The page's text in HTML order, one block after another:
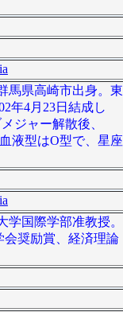
馬県高崎市出身。東
年4月23日結成し
ジャー解散後、
液型はO型で、星座
国際学部准教授。
奨励賞、経済理論